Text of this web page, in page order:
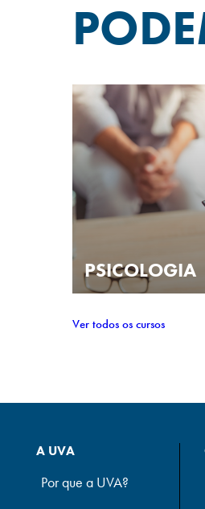
PSICOLOGIA
Ver todos os cursos
A UVA
Por que a UVA?